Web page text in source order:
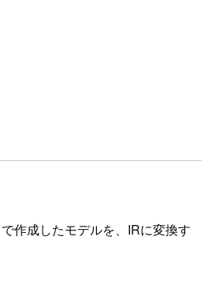
作成したモデルを、IRに変換す